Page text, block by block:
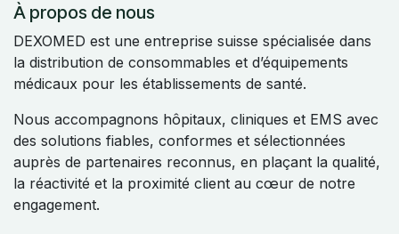
À propos de nous
DEXOMED est une entreprise suisse spécialisée dans
la distribution de consommables et d’équipements
médicaux pour les établissements de santé.
Nous accompagnons hôpitaux, cliniques et EMS avec
des solutions fiables, conformes et sélectionnées
auprès de partenaires reconnus, en plaçant la qualité,
la réactivité et la proximité client au cœur de notre
engagement.